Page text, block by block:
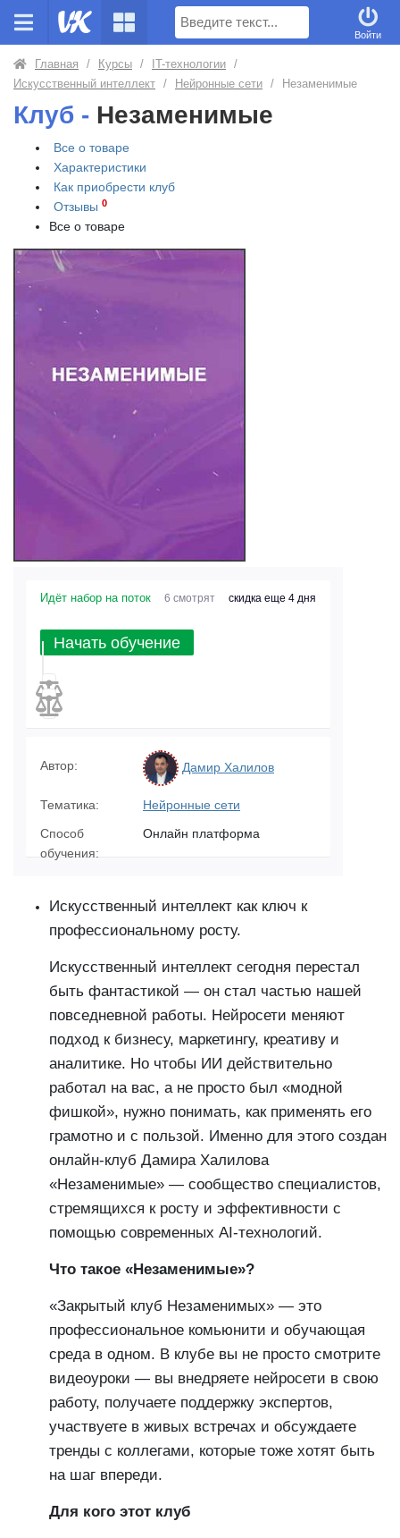
Поиск
Войти
Главная / Курсы / IT-технологии /
Искусственный интеллект / Нейронные сети / Незаменимые
Клуб - Незаменимые
Все о товаре
Характеристики
Как приобрести клуб
Отзывы 0
Все о товаре
Идёт набор на поток 6 смотрят скидка еще 4 дня
Начать обучение
Автор: Дамир Халилов
Тематика:
Нейронные сети
Способ
обучения:
Онлайн платформа
Искусственный интеллект как ключ к
профессиональному росту.
Искусственный интеллект сегодня перестал
быть фантастикой — он стал частью нашей
повседневной работы. Нейросети меняют
подход к бизнесу, маркетингу, креативу и
аналитике. Но чтобы ИИ действительно
работал на вас, а не просто был «модной
фишкой», нужно понимать, как применять его
грамотно и с пользой. Именно для этого создан
онлайн-клуб Дамира Халилова
«Незаменимые» — сообщество специалистов,
стремящихся к росту и эффективности с
помощью современных AI-технологий.
Что такое «Незаменимые»?
«Закрытый клуб Незаменимых» — это
профессиональное комьюнити и обучающая
среда в одном. В клубе вы не просто смотрите
видеоуроки — вы внедряете нейросети в свою
работу, получаете поддержку экспертов,
участвуете в живых встречах и обсуждаете
тренды с коллегами, которые тоже хотят быть
на шаг впереди.
Для кого этот клуб